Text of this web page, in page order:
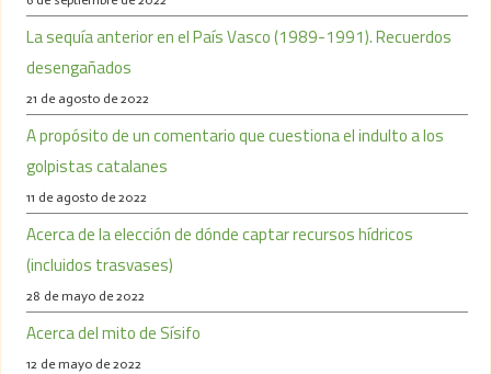
La sequía anterior en el País Vasco (1989-1991). Recuerdos
desengañados
21 de agosto de 2022
A propósito de un comentario que cuestiona el indulto a los
golpistas catalanes
11 de agosto de 2022
Acerca de la elección de dónde captar recursos hídricos
(incluidos trasvases)
28 de mayo de 2022
Acerca del mito de Sísifo
12 de mayo de 2022